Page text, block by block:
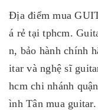
Địa điểm mua
á rẻ tại tphcm.
n, bảo hành chính
itar và nghệ sĩ
hcm chi nhánh
ình Tân mua